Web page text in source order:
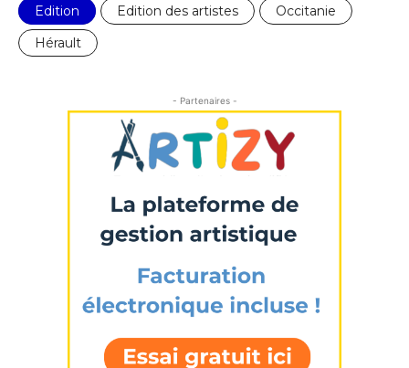
Edition Edition des artistes
Occitanie
Hérault
- Partenaires -